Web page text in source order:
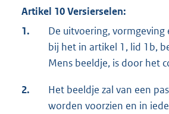
Artikel 10 Versierselen:
1.
De uitvoering,
bij het in artikel 1, lid 1b,
Mens beeldje, is door het
2.
Het beeldje zal van een
worden voorzien en in